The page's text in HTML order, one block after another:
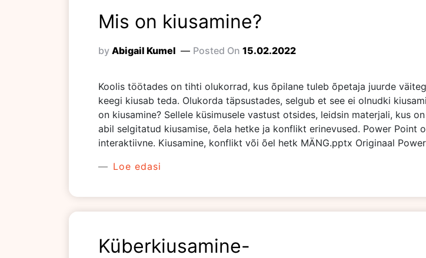
Mis on kiusamine?
by Abigail Kumel Posted On 15.02.2022
Koolis töötades on tihti olukorrad, kus õpilane tuleb õpetaja juurde
keegi kiusab teda. Olukorda täpsustades, selgub et see ei olnudki
on kiusamine? Sellele küsimusele vastust otsides, leidsin materjali, kus
abil selgitatud kiusamise, õela hetke ja konflikt erinevused. Power Point
interaktiivne. Kiusamine, konflikt või õel hetk MÄNG.pptx Originaal
Loe edasi
Küberkiusamine-